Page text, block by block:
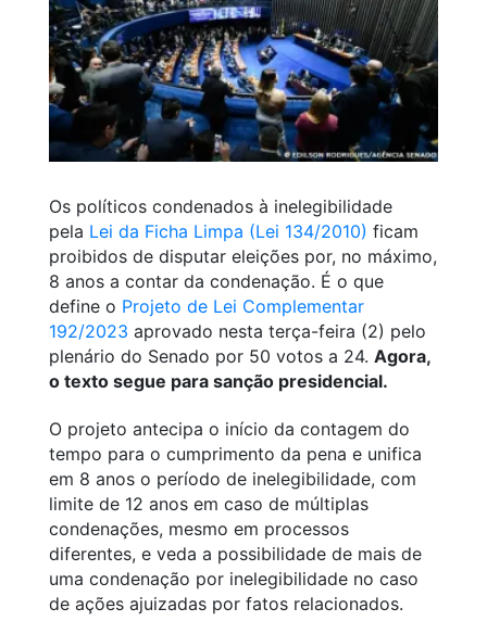
Os políticos condenados à inelegibilidade
pela Lei da Ficha Limpa (Lei 134/2010) ficam
proibidos de disputar eleições por, no máximo,
8 anos a contar da condenação. É o que
define o Projeto de Lei Complementar
192/2023 aprovado nesta terça-feira (2) pelo
plenário do Senado por 50 votos a 24. Agora,
o texto segue para sanção presidencial.
O projeto antecipa o início da contagem do
tempo para o cumprimento da pena e unifica
em 8 anos o período de inelegibilidade, com
limite de 12 anos em caso de múltiplas
condenações, mesmo em processos
diferentes, e veda a possibilidade de mais de
uma condenação por inelegibilidade no caso
de ações ajuizadas por fatos relacionados.